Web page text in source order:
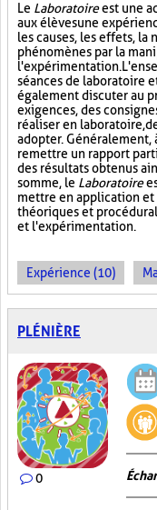
Le Laboratoireest une
aux élèves une
les causes, les effets,
phénomènes par la
l'expérimentation.
séances de laboratoire
également discuter au
exigences, des
réaliser en laboratoire,
adopter. Généralement,
remettre un rapport
des résultats obtenus
somme, le Laboratoire
mettre en application et
théoriques et
et l'expérimentation.
Expérience (10)
PLÉNIÈRE
0